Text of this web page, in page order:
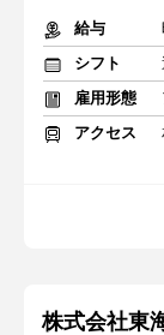
給与
シフト
雇用形態
アクセス
株式会社東